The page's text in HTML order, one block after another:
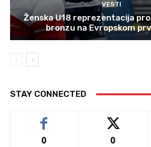
VESTI
Ženska U18 reprezentacija
bronzu na Evropskom
STAY CONNECTED
0 0